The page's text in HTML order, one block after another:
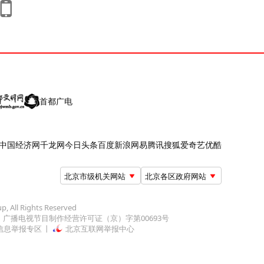
首都广电
国经济网千龙网今日头条百度新浪网易腾讯搜狐爱奇艺优酷
北京市级机关网站 北京各区政府网站
All Rights Reserved
广播电视节目制作经营许可证（京）字第00693号
息举报专区
北京互联网举报中心